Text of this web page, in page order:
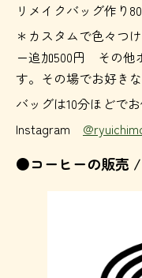
リメイクバッグ作り
＊カスタムで色々つ
ー追加500円 その他
す。その場でお好き
バッグは10分ほどでお
Instagram
●コーヒーの販売